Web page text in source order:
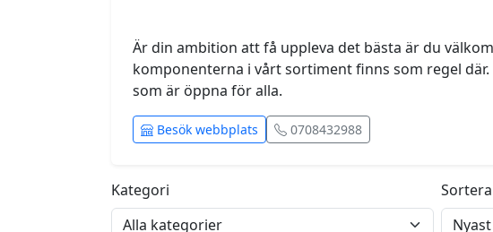
Är din ambition att få uppleva det bästa är du
komponenterna i vårt sortiment finns som regel
som är öppna för alla.
Besök webbplats 0708432988
Kategori Sortera